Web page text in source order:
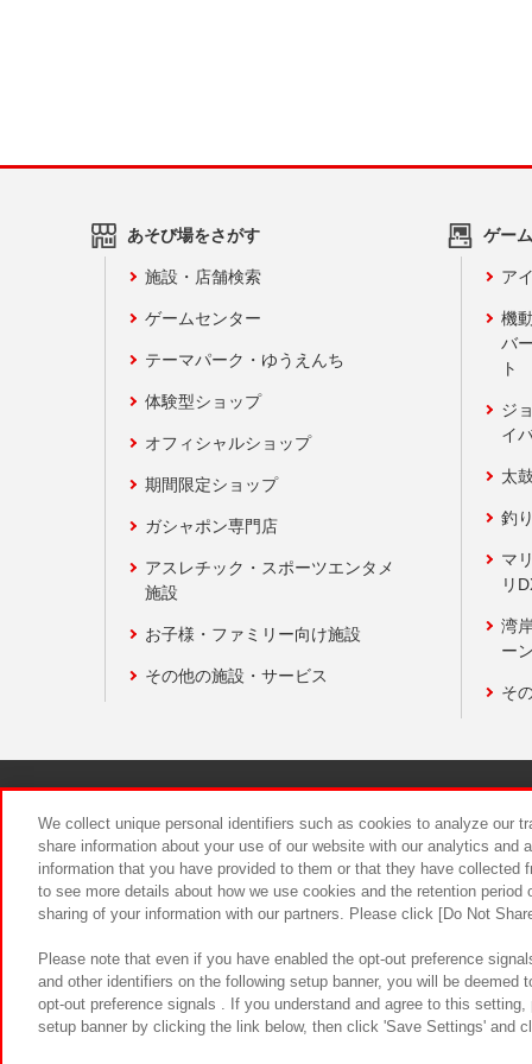
あそび場をさがす
施設・店舗検索
ゲームセンター
テーマパーク・ゆうえんち
体験型ショップ
オフィシャルショップ
期間限定ショップ
ガシャポン専門店
アスレチック・スポーツエンタメ
施設
お子様・ファミリー向け施設
その他の施設・サービス
ゲー
ア
機
バ
ト
ジ
イ
太
釣
マ
リ
湾
ー
そ
食品のご
We collect unique personal identifiers such as cookies to analyze our
share information about your use of our website with our analytics and
information that you have provided to them or that they have
to see more details about how we use cookies and the retention
sharing of your information with our partners. Please click [Do Not
Please note that even if you have enabled the opt-out preference
and other identifiers on the following setup banner, you will be
opt-out preference signals . If you understand and agree to this
setup banner by clicking the link below, then click 'Save Settings' and